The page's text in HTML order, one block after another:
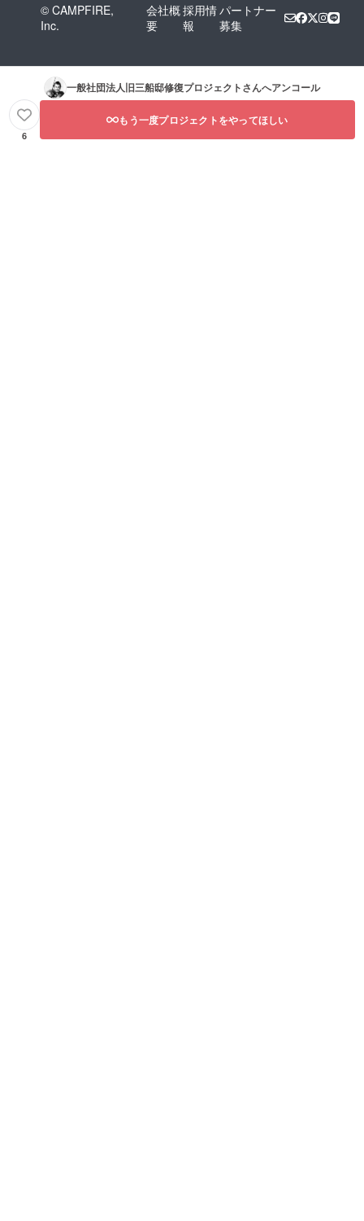
© CAMPFIRE,
Inc.
会社概
要
採用情
報
パートナー
募集
一般社団法人旧三船邸修復プロジェクトさんへアンコール
6
もう一度プロジェクトをやってほしい